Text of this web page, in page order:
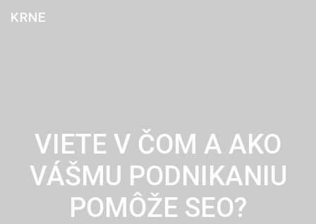
KRNE
VIETE V ČOM A AKO
VÁŠMU PODNIKANIU
POMÔŽE SEO?